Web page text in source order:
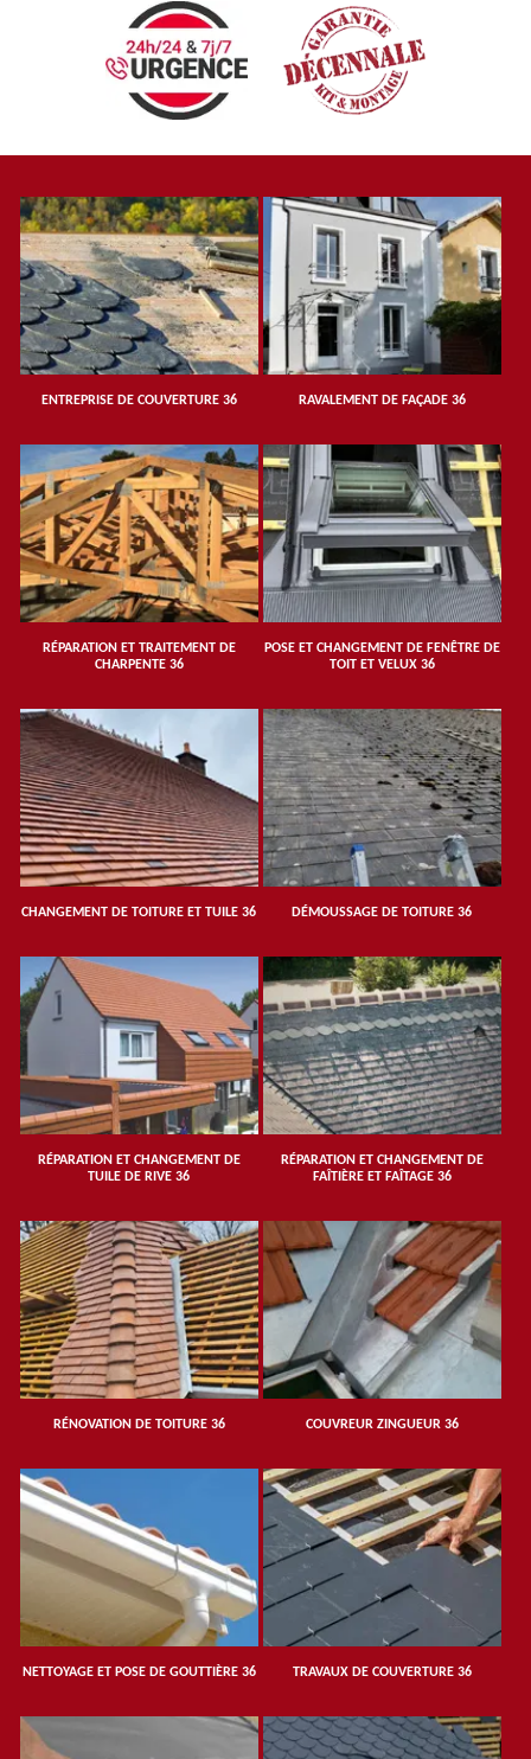
ENTREPRISE DE COUVERTURE 36 RAVALEMENT DE FAÇADE 36
RÉPARATION ET TRAITEMENT DE
CHARPENTE 36
POSE ET CHANGEMENT DE FENÊTRE DE
TOIT ET VELUX 36
CHANGEMENT DE TOITURE ET TUILE 36 DÉMOUSSAGE DE TOITURE 36
RÉPARATION ET CHANGEMENT DE
TUILE DE RIVE 36
RÉPARATION ET CHANGEMENT DE
FAÎTIÈRE ET FAÎTAGE 36
RÉNOVATION DE TOITURE 36 COUVREUR ZINGUEUR 36
NETTOYAGE ET POSE DE GOUTTIÈRE 36 TRAVAUX DE COUVERTURE 36